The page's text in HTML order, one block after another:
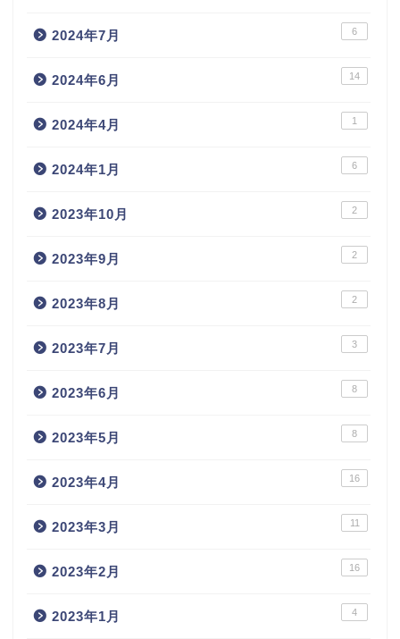
2024年7月 6
2024年6月 14
2024年4月 1
2024年1月 6
2023年10月 2
2023年9月 2
2023年8月 2
2023年7月 3
2023年6月 8
2023年5月 8
2023年4月 16
2023年3月 11
2023年2月 16
2023年1月 4